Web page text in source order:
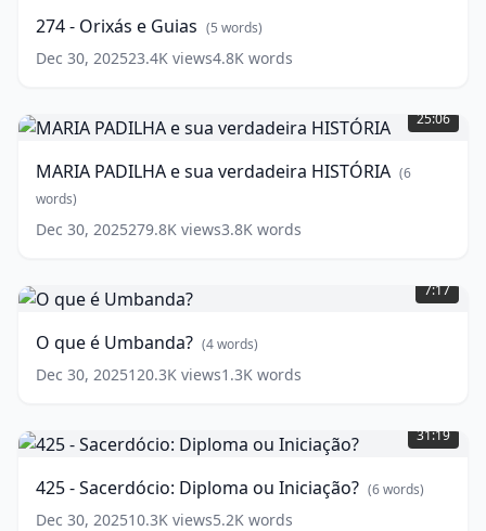
Guias (5
words)
274 - Orixás e Guias (5 words)
Dec 30, 202523.4K views4.8K words
PADILHA
e
verdadeira
HISTÓRIA
words)
25:06
MARIA PADILHA e sua verdadeira HISTÓRIA (6
words)
Dec 30, 2025279.8K views3.8K words
que
é
(4
words)
7:17
O que é Umbanda? (4words)
Dec 30, 2025120.3K views1.3K words
-
Sacerdócio:
ou
Iniciação?
31:19
425 - Sacerdócio: Diploma ou Iniciação? (6words)
Dec 30, 202510.3K views5.2K words